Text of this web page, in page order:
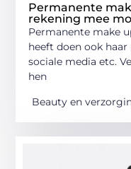
Permanente
rekening mee
Permanente make
heeft doen ook
sociale media etc.
hen
Beauty en